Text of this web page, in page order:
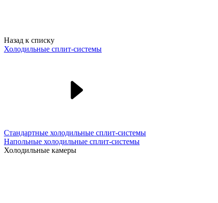
Назад к списку
Холодильные сплит-системы
Стандартные холодильные сплит-системы
Напольные холодильные сплит-системы
Холодильные камеры